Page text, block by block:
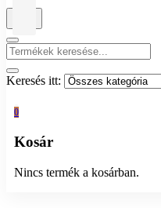
Keresés itt:
0
Kosár
Nincs termék a kosárban.